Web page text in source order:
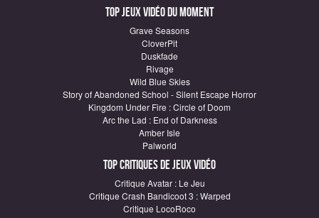
Top Jeux vidéo du moment
Grave Seasons
CloverPit
Duskfade
Rivage
Wild Blue Skies
Story of Abandoned School - Silent Escape Horror
Kingdom Under Fire : Circle of Doom
Arc the Lad : End of Darkness
Amber Isle
Palworld
Top critiques de Jeux vidéo
Critique Avatar : Le Jeu
Critique Crash Bandicoot 3 : Warped
Critique LocoRoco